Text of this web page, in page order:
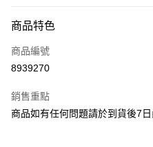
信用卡一次付款
LINE Pay
街口支付
商品特色
商品編號
8939270
銷售重點
商品如有任何問題請於到貨後7